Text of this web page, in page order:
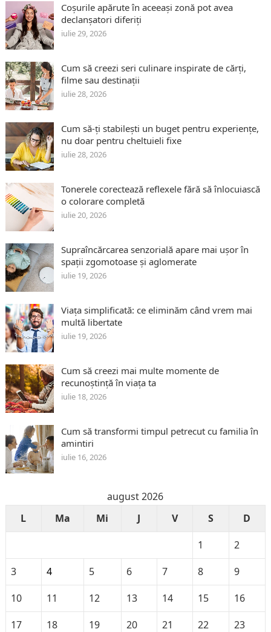
Coșurile apărute în aceeași zonă pot avea
declanșatori diferiți
iulie 29, 2026
Cum să creezi seri culinare inspirate de cărți,
filme sau destinații
iulie 28, 2026
Cum să-ți stabilești un buget pentru experiențe,
nu doar pentru cheltuieli fixe
iulie 28, 2026
Tonerele corectează reflexele fără să înlocuiască
o colorare completă
iulie 20, 2026
Supraîncărcarea senzorială apare mai ușor în
spații zgomotoase și aglomerate
iulie 19, 2026
Viața simplificată: ce eliminăm când vrem mai
multă libertate
iulie 19, 2026
Cum să creezi mai multe momente de
recunoștință în viața ta
iulie 18, 2026
Cum să transformi timpul petrecut cu familia în
amintiri
iulie 16, 2026
august 2026
L
Ma Mi J V S
D
1
2
3
4 5 6 7 8
9
10
11 12 13 14 15
16
17
18 19 20 21 22
23